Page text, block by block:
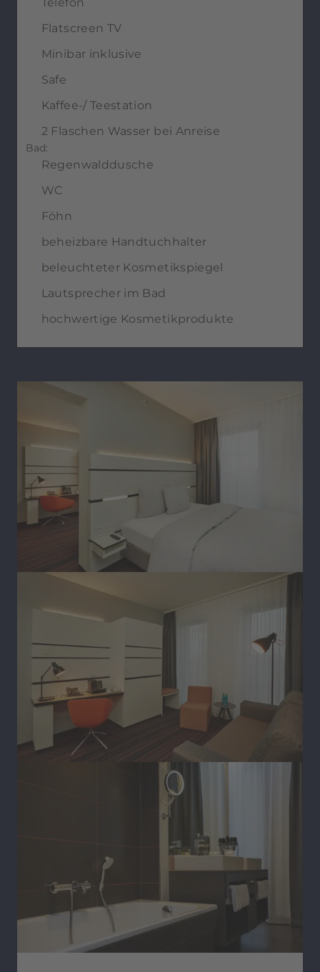
Telefon
Flatscreen TV
Minibar inklusive
Safe
Kaffee-/ Teestation
2 Flaschen Wasser bei Anreise
Bad:
Regenwalddusche
WC
Föhn
beheizbare Handtuchhalter
beleuchteter Kosmetikspiegel
Lautsprecher im Bad
hochwertige Kosmetikprodukte